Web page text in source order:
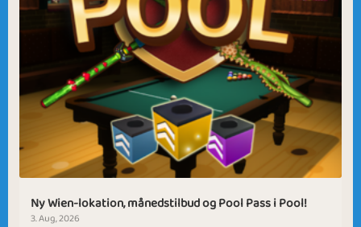
Ny Wien-lokation, månedstilbud og Pool Pass i Pool!
3. Aug, 2026